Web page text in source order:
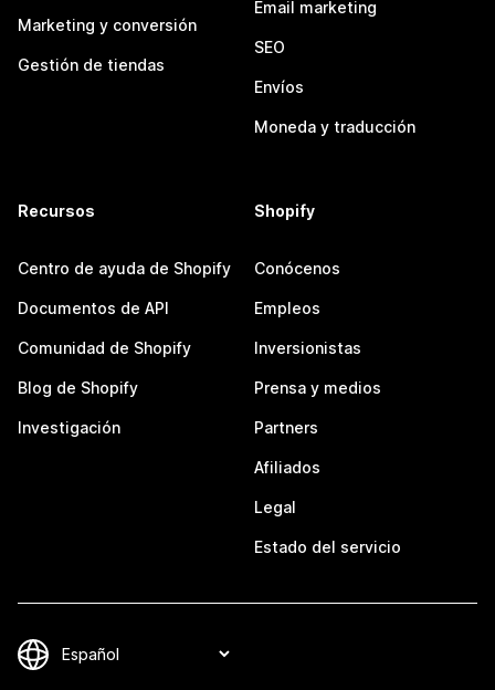
Marketing y conversión
Gestión de tiendas
Email marketing
SEO
Envíos
Moneda y traducción
Recursos
Centro de ayuda de Shopify
Documentos de API
Comunidad de Shopify
Blog de Shopify
Investigación
Shopify
Conócenos
Empleos
Inversionistas
Prensa y medios
Partners
Afiliados
Legal
Estado del servicio